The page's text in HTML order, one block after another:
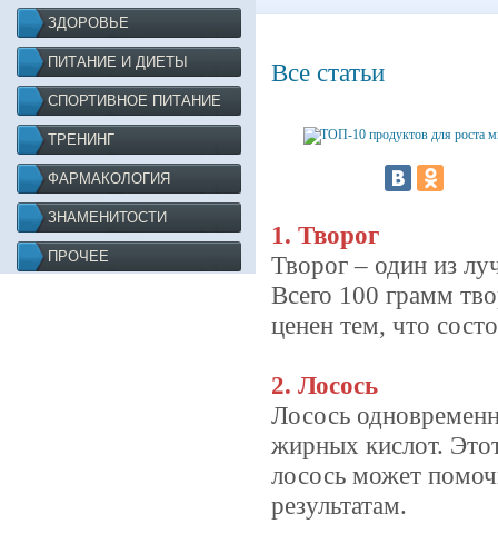
ЗДОРОВЬЕ
ПИТАНИЕ И ДИЕТЫ
СПОРТИВНОЕ ПИТАНИЕ
ТРЕНИНГ
ФАРМАКОЛОГИЯ
ЗНАМЕНИТОСТИ
ПРОЧЕЕ
Все статьи
1. Творог
Творог – один из
Всего 100 грамм
ценен тем, что
2. Лосось
Лосось
жирных кислот.
лосось может
результатам.